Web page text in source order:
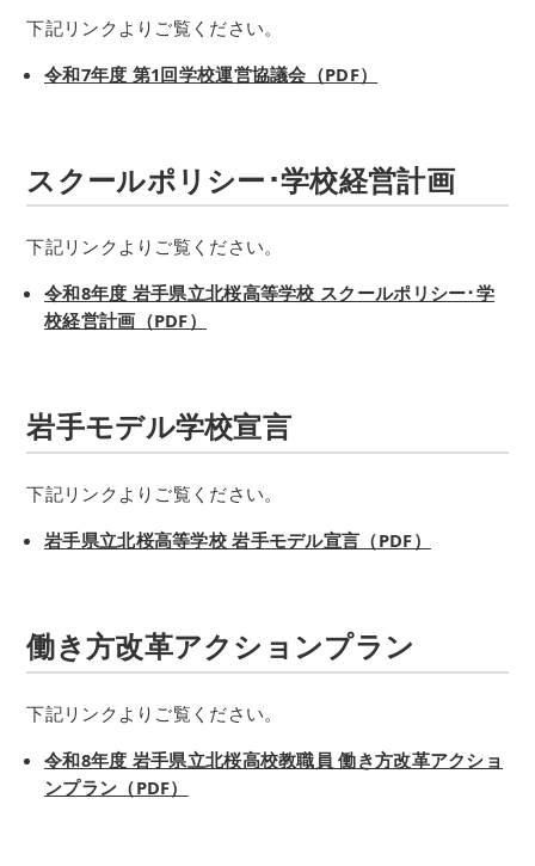
下記リンクよりご覧ください。
令和7年度 第1回学校運営協議会（PDF）
スクールポリシー･学校経営計画
下記リンクよりご覧ください。
令和8年度 岩手県立北桜高等学校 スクールポリシー･学
校経営計画（PDF）
岩手モデル学校宣言
下記リンクよりご覧ください。
岩手県立北桜高等学校 岩手モデル宣言（PDF）
働き方改革アクションプラン
下記リンクよりご覧ください。
令和8年度 岩手県立北桜高校教職員 働き方改革アクショ
ンプラン（PDF）